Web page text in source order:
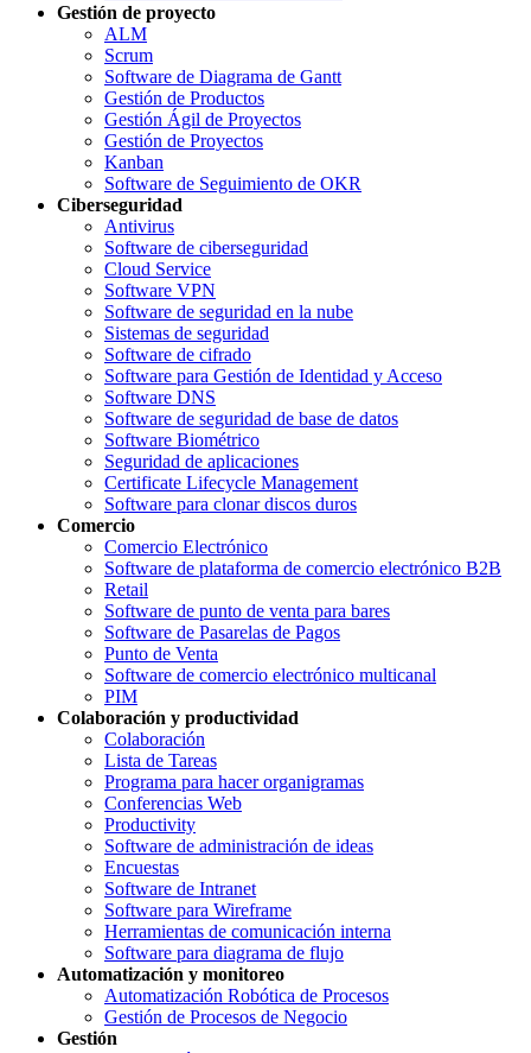
Gestión de proyecto
ALM
Scrum
Software de Diagrama de Gantt
Gestión de Productos
Gestión Ágil de Proyectos
Gestión de Proyectos
Kanban
Software de Seguimiento de OKR
Ciberseguridad
Antivirus
Software de ciberseguridad
Cloud Service
Software VPN
Software de seguridad en la nube
Sistemas de seguridad
Software de cifrado
Software para Gestión de Identidad y Acceso
Software DNS
Software de seguridad de base de datos
Software Biométrico
Seguridad de aplicaciones
Certificate Lifecycle Management
Software para clonar discos duros
Comercio
Comercio Electrónico
Software de plataforma de comercio electrónico B2B
Retail
Software de punto de venta para bares
Software de Pasarelas de Pagos
Punto de Venta
Software de comercio electrónico multicanal
PIM
Colaboración y productividad
Colaboración
Lista de Tareas
Programa para hacer organigramas
Conferencias Web
Productivity
Software de administración de ideas
Encuestas
Software de Intranet
Software para Wireframe
Herramientas de comunicación interna
Software para diagrama de flujo
Automatización y monitoreo
Automatización Robótica de Procesos
Gestión de Procesos de Negocio
Gestión